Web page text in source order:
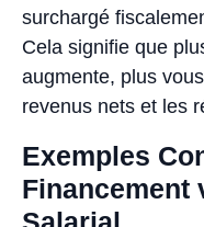
surchargé
Cela signifie que
augmente, plus
revenus nets et les
Exemples
Financement